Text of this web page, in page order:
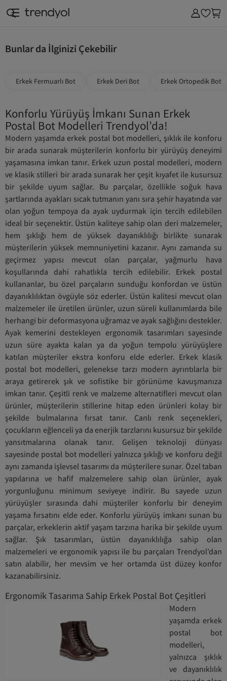
Bunlar da İlginizi Çekebilir
Erkek Fermuarlı Bot Erkek Deri Bot Erkek Ortopedik Bot
Konforlu Yürüyüş İmkanı Sunan Erkek
Postal Bot Modelleri Trendyol’da!
Modern yaşamda erkek postal bot modelleri, şıklık ile konforu
bir arada sunarak müşterilerin konforlu bir yürüyüş deneyimi
yaşamasına imkan tanır. Erkek uzun postal modelleri, modern
ve klasik stilleri bir arada sunarak her çeşit kıyafet ile kusursuz
bir şekilde uyum sağlar. Bu parçalar, özellikle soğuk hava
şartlarında ayakları sıcak tutmanın yanı sıra şehir hayatında var
olan yoğun tempoya da ayak uydurmak için tercih edilebilen
ideal bir seçenektir. Üstün kaliteye sahip olan deri malzemeler,
hem şıklığı hem de yüksek dayanıklılığı birlikte sunarak
müşterilerin yüksek memnuniyetini kazanır. Aynı zamanda su
geçirmez yapısı mevcut olan parçalar, yağmurlu hava
koşullarında dahi rahatlıkla tercih edilebilir. Erkek postal
kullananlar, bu özel parçaların sunduğu konfordan ve üstün
dayanıklılıktan övgüyle söz ederler. Üstün kalitesi mevcut olan
malzemeler ile üretilen ürünler, uzun süreli kullanımlarda bile
herhangi bir deformasyona uğramaz ve ayak sağlığını destekler.
Ayak kemerini destekleyen ergonomik tasarımları sayesinde
uzun süre ayakta kalan ya da yoğun tempolu yürüyüşlere
katılan müşteriler ekstra konforu elde ederler. Erkek klasik
postal bot modelleri, gelenekse tarzı modern ayrıntılarla bir
araya getirerek şık ve sofistike bir görünüme kavuşmanıza
imkan tanır. Çeşitli renk ve malzeme alternatifleri mevcut olan
ürünler, müşterilerin stillerine hitap eden ürünleri kolay bir
şekilde bulmalarına fırsat tanır. Canlı renk seçenekleri,
çocukların eğlenceli ya da enerjik tarzlarını kusursuz bir şekilde
yansıtmalarına olanak tanır. Gelişen teknoloji dünyası
sayesinde postal bot modelleri yalnızca şıklığı ve konforu değil
aynı zamanda işlevsel tasarımı da müşterilere sunar. Özel taban
yapılarına ve hafif malzemelere sahip olan ürünler, ayak
yorgunluğunu minimum seviyeye indirir. Bu sayede uzun
yürüyüşler sırasında dahi müşteriler konforlu bir deneyim
yaşama fırsatını elde eder. Konforlu yürüyüş imkanı sunan bu
parçalar, erkeklerin aktif yaşam tarzına harika bir şekilde uyum
sağlar. Şık tasarımları, üstün dayanıklılığa sahip olan
malzemeleri ve ergonomik yapısı ile bu parçaları Trendyol’dan
satın alabilir, her mevsim ve her ortamda üst düzey konfor
kazanabilirsiniz.
Ergonomik Tasarıma Sahip Erkek Postal Bot Çeşitleri
Modern
yaşamda erkek
postal bot
modelleri,
yalnızca şıklık
ve dayanıklılık